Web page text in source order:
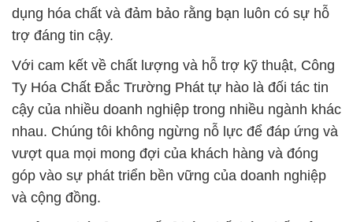
dụng hóa chất và đảm bảo rằng bạn luôn có sự hỗ
trợ đáng tin cậy.
Với cam kết về chất lượng và hỗ trợ kỹ thuật, Công
Ty Hóa Chất Đắc Trường Phát tự hào là đối tác tin
cậy của nhiều doanh nghiệp trong nhiều ngành khác
nhau. Chúng tôi không ngừng nỗ lực để đáp ứng và
vượt qua mọi mong đợi của khách hàng và đóng
góp vào sự phát triển bền vững của doanh nghiệp
và cộng đồng.